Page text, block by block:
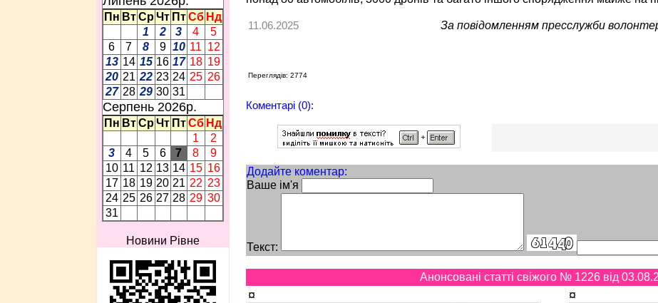
Пн Вт Ср Чт Пт Сб Нд
1
2 3 4
5
6
7 8 9 10 11 12
13 14 15 16 17 18 19
20 21 22 23 24 25 26
27 28 29 30 31
Серпень 2026p.
Пн Вт Ср Чт Пт Сб Нд
1
2
3
4 5 6 7 8
9
10 11 12 13 14 15 16
17 18 19 20 21 22 23
24 25 26 27 28 29 30
31
Новини Рівне
11.06.2025 За повідомленням пресслужби
Переглядів: 2774
Коментарі (0):
Додайте коментар:
Ваше ім'я
Текст:
Анонсовані статті свіжого № 1226 від
¤ ¤